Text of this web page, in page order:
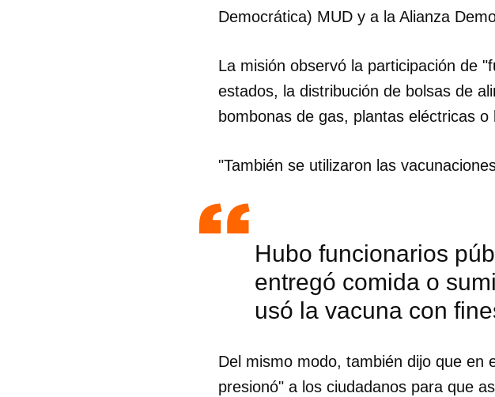
Democrática) MUD y a la Alianza
La misión observó la participación de
estados, la distribución de bolsas de
bombonas de gas, plantas eléctricas
"También se utilizaron las
Hubo funcionarios
entregó comida o
usó la vacuna con
Del mismo modo, también dijo que en
presionó" a los ciudadanos para que